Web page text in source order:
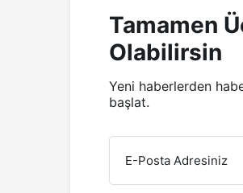
Tamamen
Olabilirsin
Yeni haberlerden
başlat.
E-Posta Adresiniz